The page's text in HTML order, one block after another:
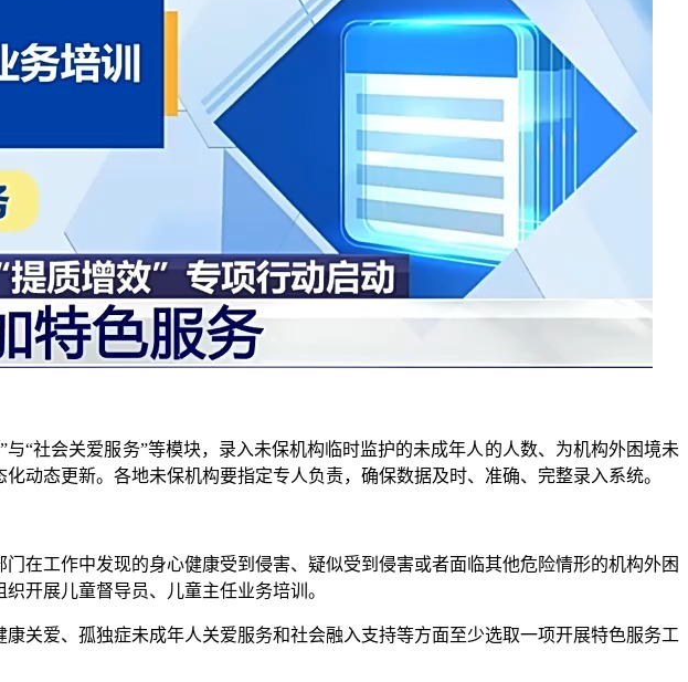
社会关爱服务”等模块，录入未保机构临时监护的未成年人的人数、为机构外困境未
动态更新。各地未保机构要指定专人负责，确保数据及时、准确、完整录入系统。
工作中发现的身心健康受到侵害、疑似受到侵害或者面临其他危险情形的机构外困
开展儿童督导员、儿童主任业务培训。
爱、孤独症未成年人关爱服务和社会融入支持等方面至少选取一项开展特色服务工